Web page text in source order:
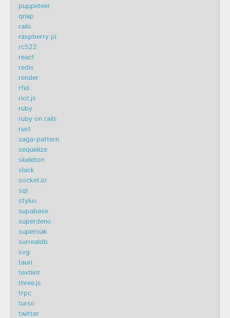
puppeteer
qnap
rails
raspberry pi
rc522
react
redis
render
rfid
riot.js
ruby
ruby on rails
rust
saga-pattern
sequelize
skeleton
slack
socket.io
sql
stylus
supabase
superdeno
superoak
surrealdb
svg
tauri
textlint
three.js
trpc
turso
twitter